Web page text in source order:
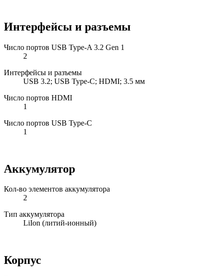
Интерфейсы и разъемы
Число портов USB Type-A 3.2 Gen 1
2
Интерфейсы и разъемы
USB 3.2; USB Type-C; HDMI; 3.5 мм
Число портов HDMI
1
Число портов USB Type-C
1
Аккумулятор
Кол-во элементов аккумулятора
2
Тип аккумулятора
LiIon (литий-ионный)
Корпус